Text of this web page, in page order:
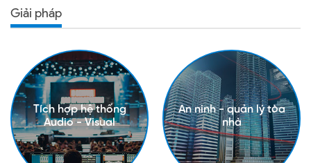
Giải pháp
Tích hợp hệ thống
Audio - Visual
An ninh - quản lý tòa
nhà